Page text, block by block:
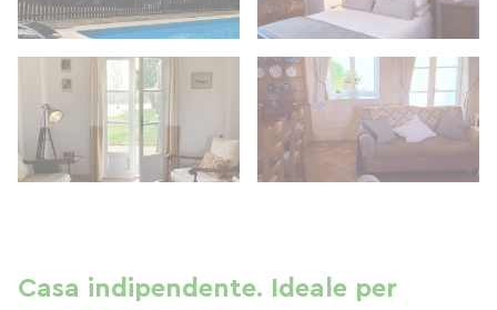
Casa indipendente. Ideale per